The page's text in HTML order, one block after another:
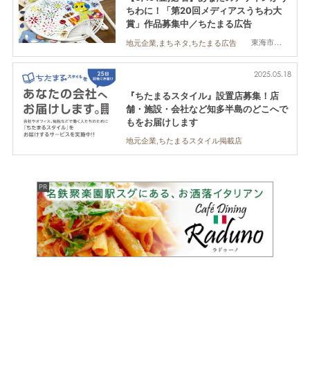
東海市,大府市,知多市,東浦町
ちわに！「第20回メディアスうちわ大
賞」作品募集中／ちたまる広告
地元企業,まちネタ,ちたまる広告
2025.05.18
『ちたまるスタイル』設置店募集！店
舗・施設・会社など知多半島のどこへで
もをお届けします
地元企業,ちたまるスタイル掲載店